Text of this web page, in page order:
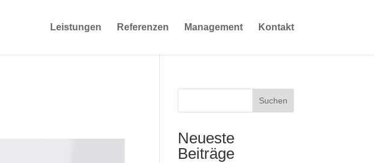
Leistungen Referenzen Management Kontakt
Suchen
Neueste
Beiträge